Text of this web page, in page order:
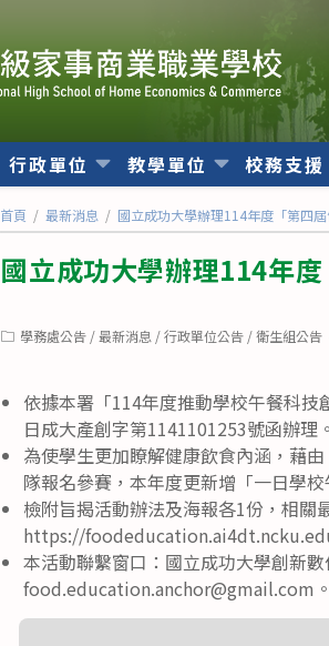
行政單位 教學單位 校務支
首頁 / 最新消息 / 國立成功大學辦理114年度「第四
國立成功大學辦理114年
Post學務處公告 / 最新消息 / 行政單位公告 / 衛生組公告
依據本署「114年度推動學校午餐科
日成大產創字第1141101253號函辦理。
為使學生更加瞭解健康飲食內涵，藉
隊報名參賽，本年度更新增「一日學
檢附旨揭活動辦法及海報各1份，相關
https://
本活動聯繫窗口：國立成功大學創新
food.education.anchor@gmail.com。